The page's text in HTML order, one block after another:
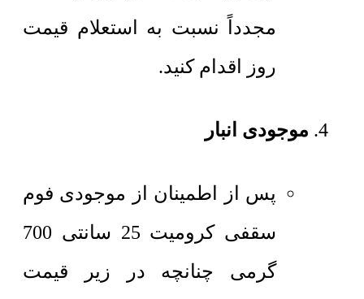
مجدداً نسبت به استعلام قیمت
روز اقدام کنید.
موجودی انبار
پس از اطمینان از موجودی فوم
سقفی کرومیت 25 سانتی 700
گرمی چنانچه در زیر قیمت